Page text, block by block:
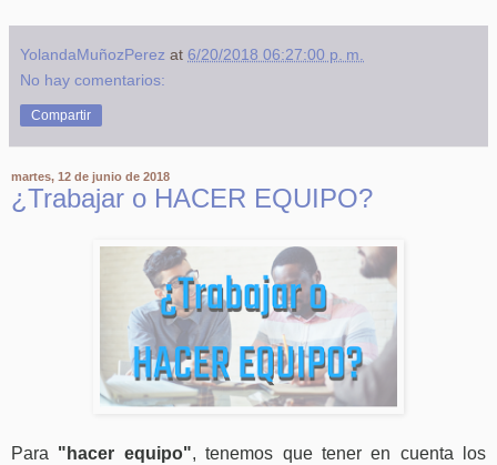
YolandaMuñozPerez at 6/20/2018 06:27:00 p. m.
No hay comentarios:
Compartir
martes, 12 de junio de 2018
¿Trabajar o HACER EQUIPO?
Para "hacer equipo", tenemos que tener en cuenta los